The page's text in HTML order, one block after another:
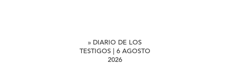
» DIARIO DE LOS
TESTIGOS | 6 AGOSTO
2026